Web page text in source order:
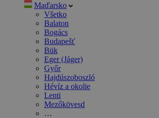
Maďarsko
Všetko
Balaton
Bogács
Budapešť
Bük
Eger (Jáger)
Győr
Hajdúszoboszló
Hévíz a okolie
Lenti
Mezőkövesd
…